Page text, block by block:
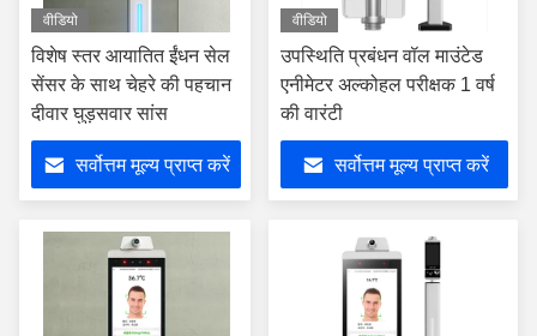
वीडियो
विशेष स्तर आयातित ईंधन सेल
सेंसर के साथ चेहरे की पहचान
दीवार घुड़सवार सांस
सर्वोत्तम मूल्य प्राप्त करें
वीडियो
उपस्थिति प्रबंधन वॉल माउंटेड
एनीमेटर अल्कोहल परीक्षक 1 वर्ष
की वारंटी
सर्वोत्तम मूल्य प्राप्त करें